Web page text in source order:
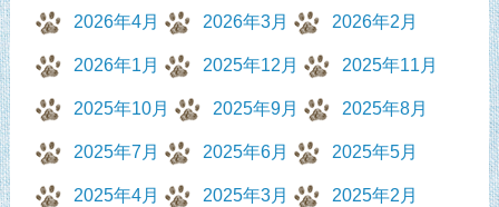
2026年4月 2026年3月 2026年2月
2026年1月 2025年12月 2025年11月
2025年10月 2025年9月 2025年8月
2025年7月 2025年6月 2025年5月
2025年4月 2025年3月 2025年2月